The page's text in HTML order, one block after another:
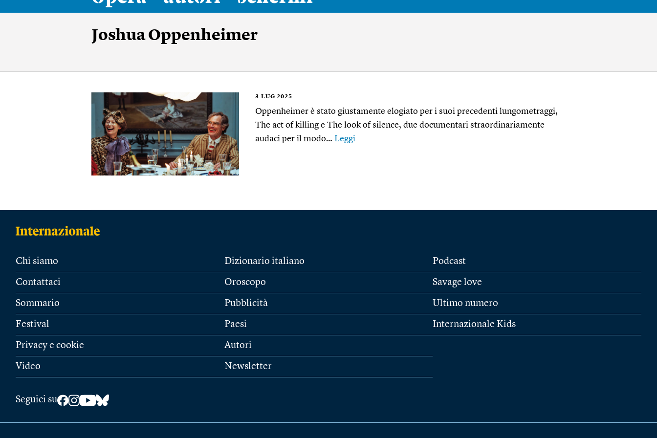
Joshua Oppenheimer
3 LUG 2025
Oppenheimer è stato giustamente elogiato per i suoi precedenti lungometraggi,
The act of killing e The look of silence, due documentari straordinariamente
audaci per il modo… Leggi
Chi siamo
Contattaci
Sommario
Festival
Privacy e cookie
Video
Dizionario italiano
Oroscopo
Pubblicità
Paesi
Autori
Newsletter
Podcast
Savage love
Ultimo numero
Internazionale Kids
Seguici su